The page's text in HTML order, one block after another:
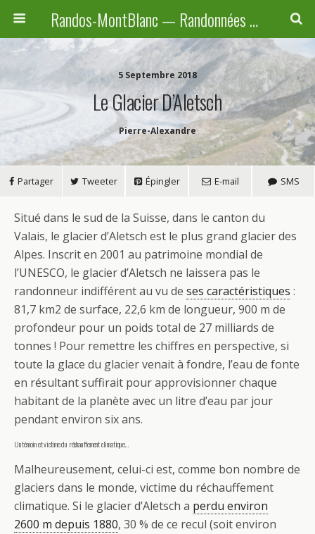
Randos-MontBlanc — Randonnées pédestres familiales en Haute-Savoie, Suisse et Italie
5 Septembre 2018
Le Glacier D’Aletsch
Pierre-Alexandre
Partager Tweeter Épingler E-mail SMS
Situé dans le sud de la Suisse, dans le canton du
Valais, le glacier d’Aletsch est le plus grand glacier des
Alpes. Inscrit en 2001 au patrimoine mondial de
l’UNESCO, le glacier d’Aletsch ne laissera pas le
randonneur indifférent au vu de ses caractéristiques :
81,7 km2 de surface, 22,6 km de longueur, 900 m de
profondeur pour un poids total de 27 milliards de
tonnes ! Pour remettre les chiffres en perspective, si
toute la glace du glacier venait à fondre, l’eau de fonte
en résultant suffirait pour approvisionner chaque
habitant de la planète avec un litre d’eau par jour
pendant environ six ans.
Un témoin et victime du réchauffement climatique…
Malheureusement, celui-ci est, comme bon nombre de
glaciers dans le monde, victime du réchauffement
climatique. Si le glacier d’Aletsch a perdu environ
2600 m depuis 1880, 30 % de ce recul (soit environ